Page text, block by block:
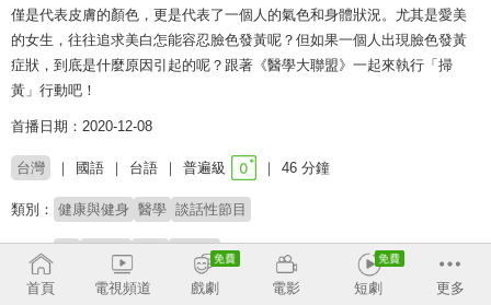
僅是代表皮膚的顏色，更是代表了一個人的氣色和身體狀況。尤其是愛美
的女生，往往追求美白怎能容忍臉色發黃呢？但如果一個人出現臉色發黃
症狀，到底是什麼原因引起的呢？跟著《醫學大聯盟》一起來執行「掃
黃」行動吧！
首播日期：2020-12-08
台灣 國語 台語 普遍級 46 分鐘
類別： 健康與健身 醫學 談話性節目
來賓： 劉薰愛 郭亞棠
主持： 白家綺
首頁 電視頻道 戲劇 電影 短劇 更多